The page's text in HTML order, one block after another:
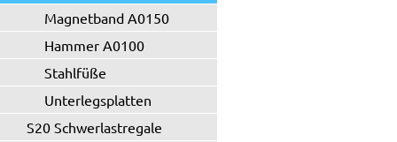
Magnetband A0150
Hammer A0100
Stahlfüße
Unterlegsplatten
S20 Schwerlastregale